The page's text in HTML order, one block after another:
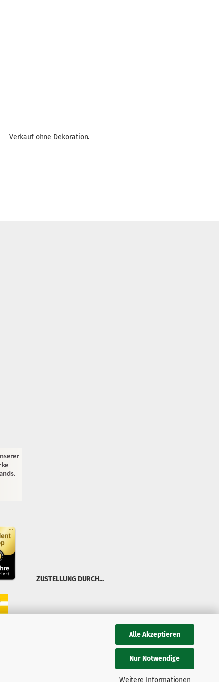
Alle Akzeptieren
Nur Notwendige
Weitere Informationen
Verkauf ohne Dekoration.
ZUSTELLUNG DURCH...